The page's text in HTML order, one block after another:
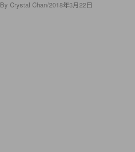
By Crystal Chan/2018年3月22日